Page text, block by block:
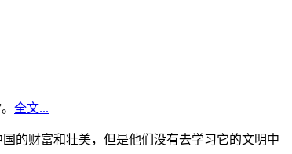
全文...
的财富和壮美，但是他们没有去学习它的文明中